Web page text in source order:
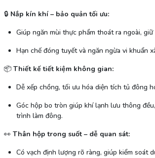
🔒 Nắp kín khí – bảo quản tối ưu:
Giúp ngăn mùi thực phẩm thoát ra ngoài,
Hạn chế đóng tuyết và ngăn ngừa vi khuẩn
📦 Thiết kế tiết kiệm không gian:
Dễ xếp chồng, tối ưu hóa diện tích tủ đông
Góc hộp bo tròn giúp khí lạnh lưu thông
trình làm đông.
👀 Thân hộp trong suốt – dễ quan sát:
Có vạch định lượng rõ ràng, giúp kiểm soát